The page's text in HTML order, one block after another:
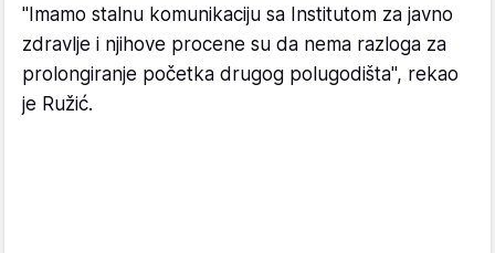
"Imamo stalnu komunikaciju sa Institutom za javno
zdravlje i njihove procene su da nema razloga za
prolongiranje početka drugog polugodišta", rekao
je Ružić.